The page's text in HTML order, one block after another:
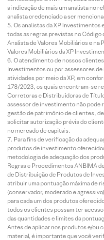
a indicação de mais um analista no
analista credenciado a ser
Os analistas da XP
todas as regras previstas no Código
Analista de Valores Mobiliários e na
Valores Mobiliários da XP
O atendimento de nossos
Investimentos ou por assessores
atividades por meio da XP, em
178/2023, os quais encontram-se
Corretoras e Distribuidoras de
assessor de investimento não
gestão de patrimônio de clientes,
solicitar autorização prévia do
no mercado de capitais.
Para fins de verificação da
produtos de investimento
metodologia de adequação dos
Regras e Procedimentos ANBIMA
de Distribuição de Produtos de
atribuir uma pontuação máxima de
(conservador, moderado e
para cada um dos produtos
todos os clientes possam ter
das quantidades e limites da
Antes de aplicar nos produtos e/ou
material, é importante que você